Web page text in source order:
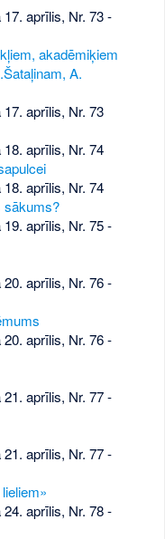
aprīlis, Nr. 73-
akadēmiķiem
A.
aprīlis, Nr. 73
aprīlis, Nr. 74
aprīlis, Nr. 74
sākums?
aprīlis, Nr. 75-
aprīlis, Nr. 76-
aprīlis, Nr. 76-
aprīlis, Nr. 77-
aprīlis, Nr. 77-
aprīlis, Nr. 78-